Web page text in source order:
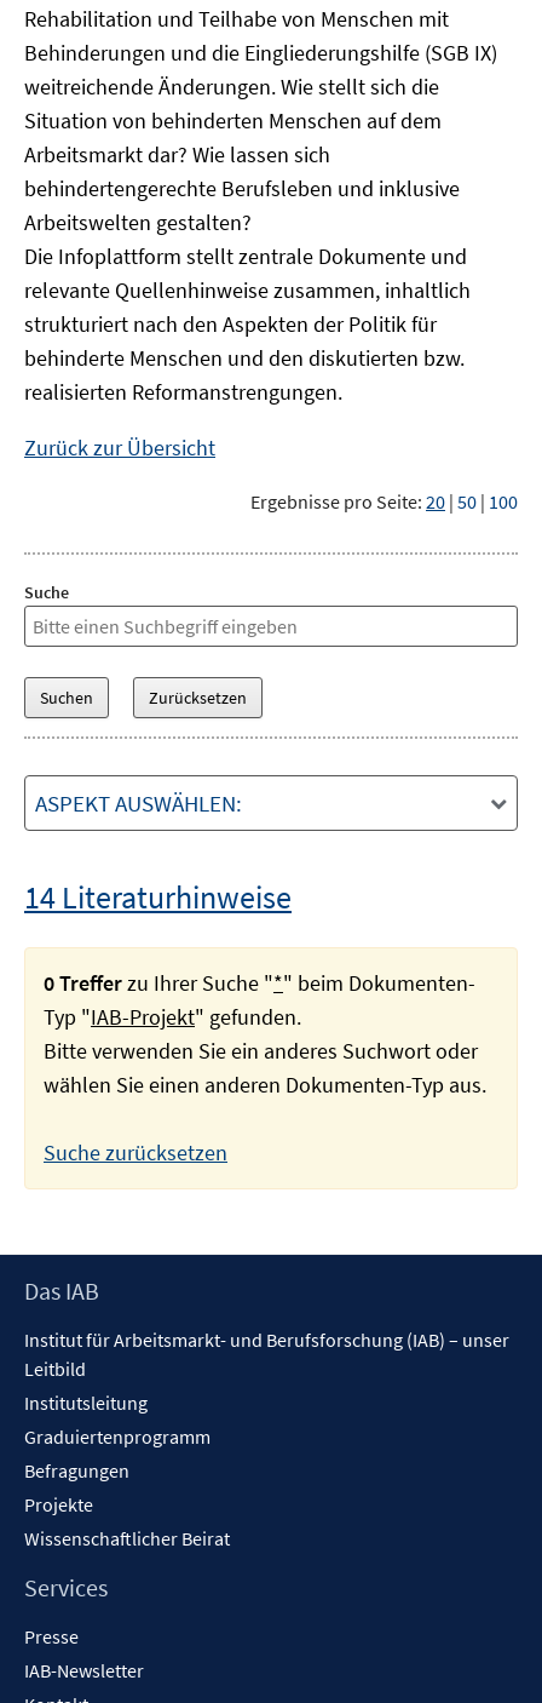
Rehabilitation und Teilhabe von Menschen mit
Behinderungen und die Eingliederungshilfe (SGB IX)
weitreichende Änderungen. Wie stellt sich die
Situation von behinderten Menschen auf dem
Arbeitsmarkt dar? Wie lassen sich
behindertengerechte Berufsleben und inklusive
Arbeitswelten gestalten?
Die Infoplattform stellt zentrale Dokumente und
relevante Quellenhinweise zusammen, inhaltlich
strukturiert nach den Aspekten der Politik für
behinderte Menschen und den diskutierten bzw.
realisierten Reformanstrengungen.
Zurück zur Übersicht
Ergebnisse pro Seite: 20 | 50 | 100
Suche
ASPEKT AUSWÄHLEN:
14 Literaturhinweise
0 Trefferzu Ihrer Suche "*" beim Dokumenten-
Typ "IAB-Projekt" gefunden.
Bitte verwenden Sie ein anderes Suchwort oder
wählen Sie einen anderen Dokumenten-Typ aus.
Suche zurücksetzen
Footer
Das IAB
Institut für Arbeitsmarkt- und Berufsforschung (IAB) – unser
Leitbild
Institutsleitung
Graduiertenprogramm
Befragungen
Projekte
Wissenschaftlicher Beirat
Services
Presse
IAB-Newsletter